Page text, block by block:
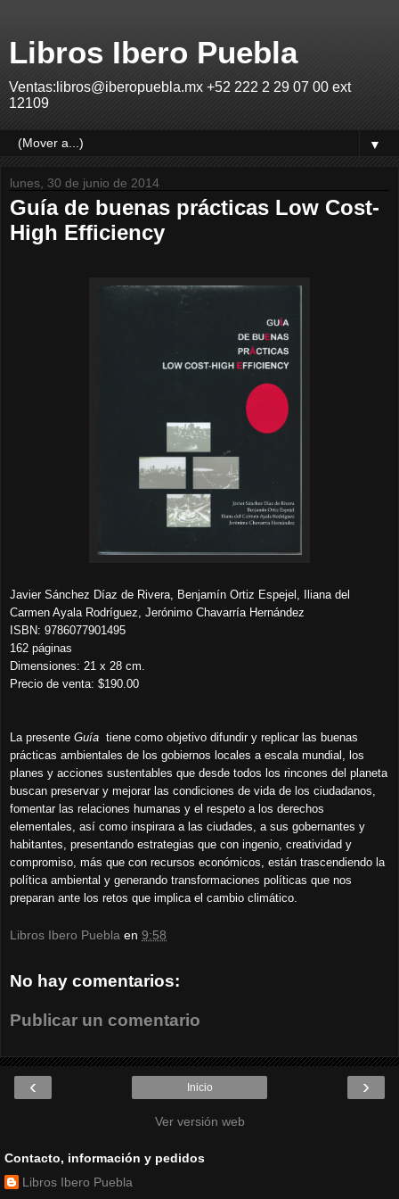
Libros Ibero Puebla
Ventas:libros@iberopuebla.mx +52 222 2 29 07 00 ext
12109
▼
lunes, 30 de junio de 2014
Guía de buenas prácticas Low Cost-
High Efficiency
Javier Sánchez Díaz de Rivera, Benjamín Ortiz Espejel, Iliana del
Carmen Ayala Rodríguez, Jerónimo Chavarría Hernández
ISBN: 9786077901495
162 páginas
Dimensiones: 21 x 28 cm.
Precio de venta: $190.00
La presente Guía tiene como objetivo difundir y replicar las buenas
prácticas ambientales de los gobiernos locales a escala mundial, los
planes y acciones sustentables que desde todos los rincones del planeta
buscan preservar y mejorar las condiciones de vida de los ciudadanos,
fomentar las relaciones humanas y el respeto a los derechos
elementales, así como inspirara a las ciudades, a sus gobernantes y
habitantes, presentando estrategias que con ingenio, creatividad y
compromiso, más que con recursos económicos, están trascendiendo la
política ambiental y generando transformaciones políticas que nos
preparan ante los retos que implica el cambio climático.
Libros Ibero Puebla en 9:58
No hay comentarios:
Publicar un comentario
‹ ›
Inicio
Ver versión web
Contacto, información y pedidos
Libros Ibero Puebla